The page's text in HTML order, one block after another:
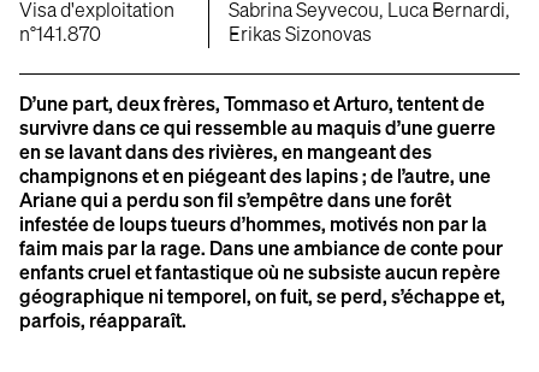
Visa d'exploitation
n°141.870
Sabrina Seyvecou, Luca Bernardi,
Erikas Sizonovas
D’une part, deux frères, Tommaso et Arturo, tentent de
survivre dans ce qui ressemble au maquis d’une guerre
en se lavant dans des rivières, en mangeant des
champignons et en piégeant des lapins ; de l’autre, une
Ariane qui a perdu son fil s’empêtre dans une forêt
infestée de loups tueurs d’hommes, motivés non par la
faim mais par la rage. Dans une ambiance de conte pour
enfants cruel et fantastique où ne subsiste aucun repère
géographique ni temporel, on fuit, se perd, s’échappe et,
parfois, réapparaît.